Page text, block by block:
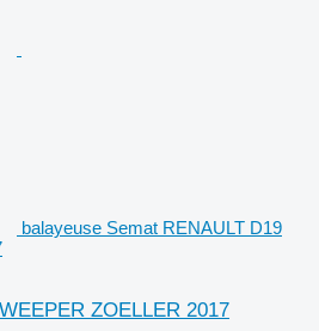
balayeuse Semat RENAULT D19
ZOELLER 2017